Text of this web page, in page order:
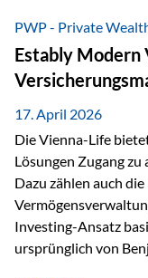
diesem Thema
Ansätze von
für eine
PWP - Private
Estably Modern
17. April 2026
Die Vienna-Life
Lösungen Zugang
Dazu zählen auch
Investing-Ansatz
ursprünglich von